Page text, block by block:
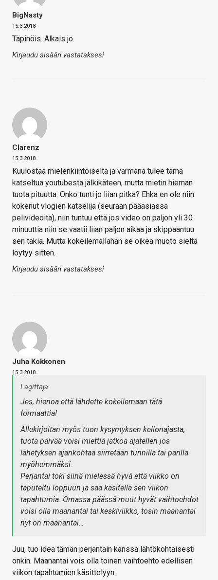
BigNasty
15.3.2018
Täpinöis. Alkais jo.
Kirjaudu sisään vastataksesi
Clarenz
15.3.2018
Kuulostaa mielenkiintoiselta ja varmana tulee tämä
katseltua youtubesta jälkikäteen, mutta mietin hieman
tuota pituutta. Onko tunti jo liian pitkä? Ehkä en ole niin
kokenut vlogien katselija (seuraan pääasiassa
pelivideoita), niin tuntuu että jos video on paljon yli 30
minuuttia niin se vaatii liian paljon aikaa ja skippaantuu
sen takia. Mutta kokeilemallahan se oikea muoto sieltä
löytyy sitten.
Kirjaudu sisään vastataksesi
Juha Kokkonen
15.3.2018
Lagittaja
Jes, hienoa että lähdette kokeilemaan tätä
formaattia!
Allekirjoitan myös tuon kysymyksen kellonajasta,
tuota päivää voisi miettiä jatkoa ajatellen jos
lähetyksen ajankohtaa siirretään tunnilla tai parilla
myöhemmäksi.
Perjantai toki siinä mielessä hyvä että viikko on
taputeltu loppuun ja saa käsitellä sen viikon
tapahtumia. Omassa päässä muut hyvät vaihtoehdot
voisi olla maanantai tai keskiviikko, tosin maanantai
nyt on maanantai…
Juu, tuo idea tämän perjantain kanssa lähtökohtaisesti
onkin. Maanantai vois olla toinen vaihtoehto edellisen
viikon tapahtumien käsittelyyn.